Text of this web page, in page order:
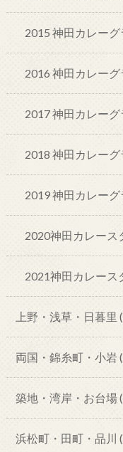
2015 神田カレー
2016 神田カレー
2017 神田カレー
2018 神田カレー
2019 神田カレー
2020神田カレース
2021神田カレース
上野・浅草・日暮里
両国・錦糸町・小岩
築地・湾岸・お台場
浜松町・田町・品川